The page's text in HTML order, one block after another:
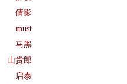
倩影
must
马黑
山货郎
启泰